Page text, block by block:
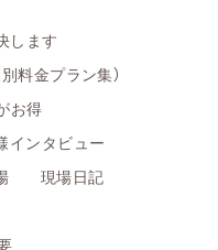
します
料金プラン集）
お得
インタビュー
現場日記